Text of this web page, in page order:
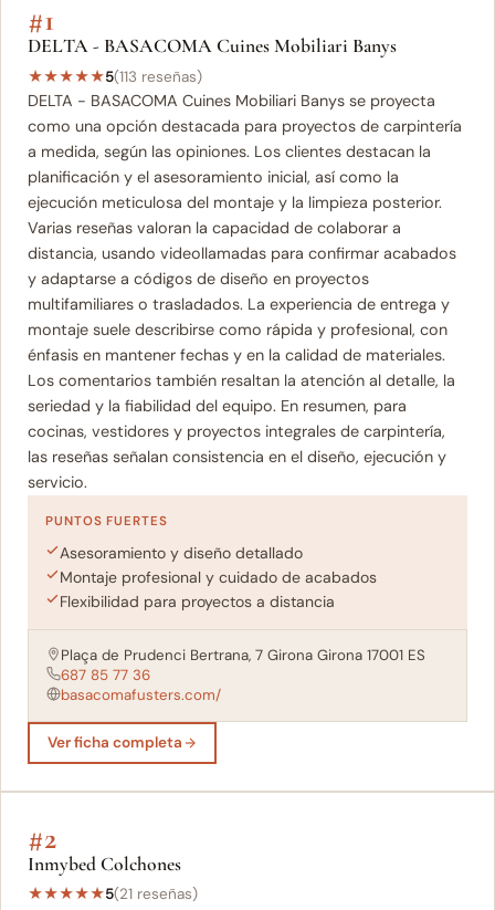
#1
DELTA - BASACOMA Cuines Mobiliari Banys
★★★★★5(113 reseñas)
DELTA - BASACOMA Cuines Mobiliari Banys se proyecta
como una opción destacada para proyectos de carpintería
a medida, según las opiniones. Los clientes destacan la
planificación y el asesoramiento inicial, así como la
ejecución meticulosa del montaje y la limpieza posterior.
Varias reseñas valoran la capacidad de colaborar a
distancia, usando videollamadas para confirmar acabados
y adaptarse a códigos de diseño en proyectos
multifamiliares o trasladados. La experiencia de entrega y
montaje suele describirse como rápida y profesional, con
énfasis en mantener fechas y en la calidad de materiales.
Los comentarios también resaltan la atención al detalle, la
seriedad y la fiabilidad del equipo. En resumen, para
cocinas, vestidores y proyectos integrales de carpintería,
las reseñas señalan consistencia en el diseño, ejecución y
servicio.
PUNTOS FUERTES
Asesoramiento y diseño detallado
Montaje profesional y cuidado de acabados
Flexibilidad para proyectos a distancia
Plaça de Prudenci Bertrana, 7 Girona Girona 17001 ES
687 85 77 36
basacomafusters.com/
Ver ficha completa
#2
Inmybed Colchones
★★★★★5(21 reseñas)